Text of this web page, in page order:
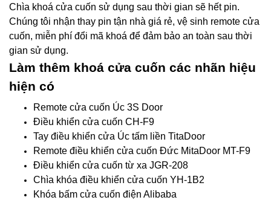
Chìa khoá cửa cuốn sử dụng sau thời gian sẽ hết pin.
Chúng tôi nhận thay pin tận nhà giá rẻ, vệ sinh remote cửa
cuốn, miễn phí đổi mã khoá để đảm bảo an toàn sau thời
gian sử dụng.
Làm thêm khoá cửa cuốn các nhãn hiệu
hiện có
Remote cửa cuốn Úc 3S Door
Điều khiển cửa cuốn CH-F9
Tay điều khiển cửa Úc tấm liền TitaDoor
Remote điều khiển cửa cuốn Đức MitaDoor MT-F9
Điều khiển cửa cuốn từ xa JGR-208
Chìa khóa điều khiển cửa cuốn YH-1B2
Khóa bấm cửa cuốn điện Alibaba